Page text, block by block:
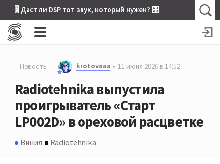
🎚 Даст ли DSP тот звук, который нужен? 🎛
Новость krotovaaa 11 июня 2026 в 14:52
Radiotehnika выпустила
проигрыватель «Старт
LP002D» в ореховой расцветке
Винил Radiotehnika